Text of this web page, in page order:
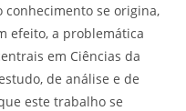
conhecimento se origina,
efeito, a problemática
em Ciências da
de análise e de
este trabalho se